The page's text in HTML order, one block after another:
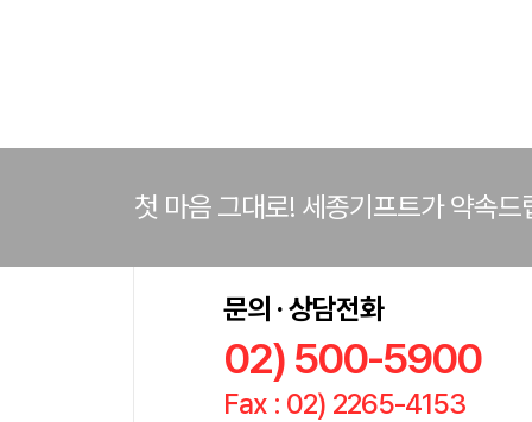
첫 마음 그대로! 세종기프트가 약속드
문의 · 상담전화
02) 500-5900
Fax : 02) 2265-4153